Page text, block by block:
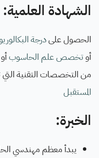
الشهادة العلمية:
الحصول علىدرجة
أوتخصص علم الحاسوبأو
من التخصصات التقنية التي
المستقبل
الخبرة:
يبدأ معظم مهندسي